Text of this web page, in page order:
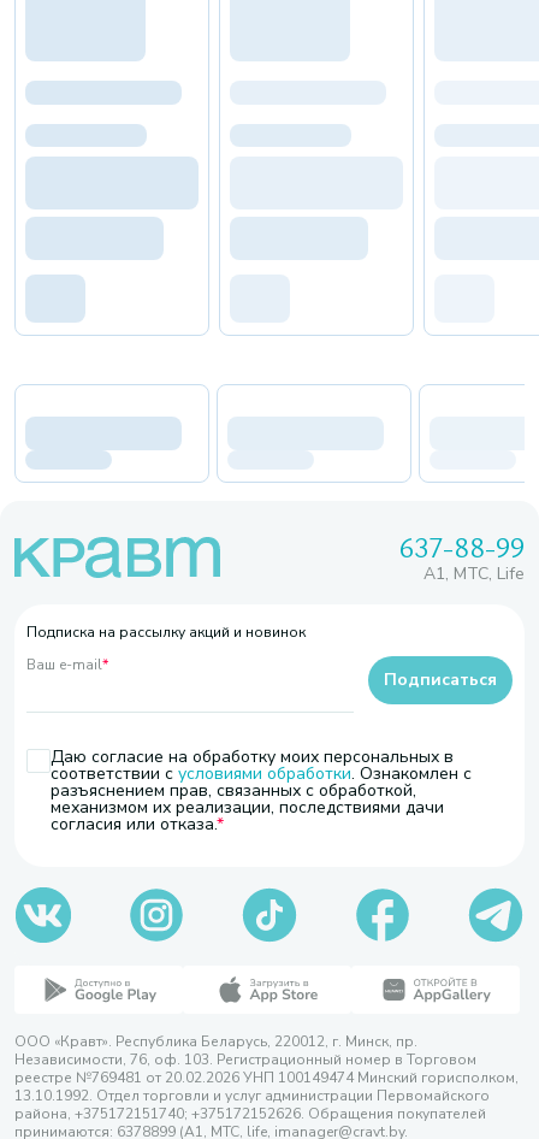
637-88-99
A1, МТС, Life
Подписка на рассылку акций и новинок
Ваш e-mail*
Даю согласие на обработку моих персональных в
соответствии с условиями обработки. Ознакомлен с
разъяснением прав, связанных с обработкой,
механизмом их реализации, последствиями дачи
согласия или отказа.
Подписаться
ООО «Кравт». Республика Беларусь, 220012, г. Минск, пр.
Независимости, 76, оф. 103. Регистрационный номер в Торговом
реестре №769481 от 20.02.2026 УНП 100149474 Минский горисполком,
13.10.1992. Отдел торговли и услуг администрации Первомайского
района, +375172151740; +375172152626. Обращения покупателей
принимаются: 6378899 (А1, МТС, life, imanager@cravt.by.